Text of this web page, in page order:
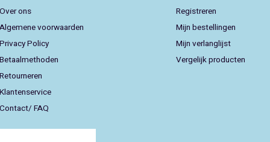
Over ons
Algemene voorwaarden
Privacy Policy
Betaalmethoden
Retourneren
Klantenservice
Contact/ FAQ
Registreren
Mijn bestellingen
Mijn verlanglijst
Vergelijk producten